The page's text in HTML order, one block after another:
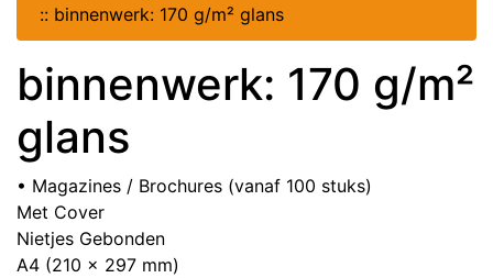
:: binnenwerk: 170 g/m² glans
binnenwerk: 170 g/m²
glans
• Magazines / Brochures (vanaf 100 stuks)
Met Cover
Nietjes Gebonden
A4 (210 x 297 mm)